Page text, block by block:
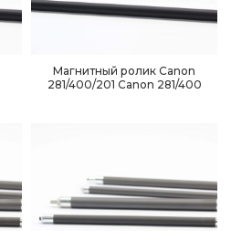
Магнитный ролик Canon
281/400/201 Canon 281/400